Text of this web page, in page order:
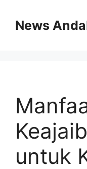
contentNews
untuk